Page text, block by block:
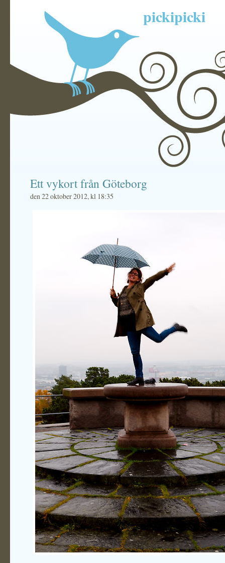
pickipicki
Ett vykort från Göteborg
den 22 oktober 2012, kl 18:35